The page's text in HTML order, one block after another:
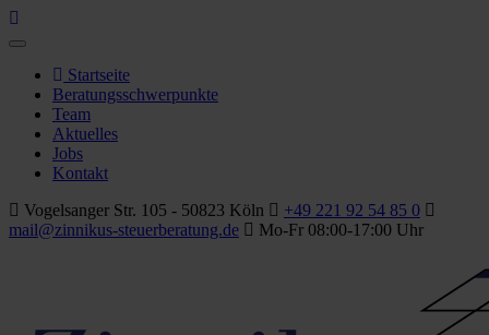
Startseite
Beratungsschwerpunkte
Team
Aktuelles
Jobs
Kontakt
Vogelsanger Str. 105 - 50823 Köln
+49 221 92 54 85 0
mail@zinnikus-steuerberatung.de
Mo-Fr 08:00-17:00 Uhr